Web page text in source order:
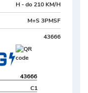
H - do 210 KM/H
M+S 3PMSF
43666
43666
C1